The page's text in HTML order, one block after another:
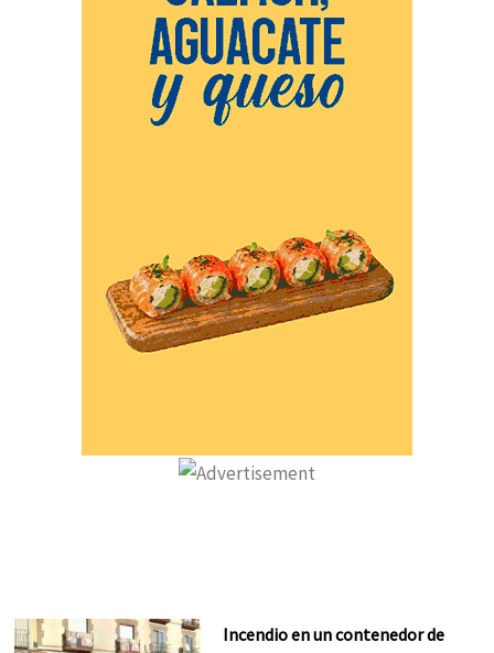
Incendio en un contenedor de